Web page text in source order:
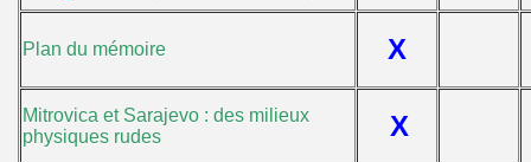
Plan du mémoire X
Mitrovica et Sarajevo : des milieux
physiques rudes
X